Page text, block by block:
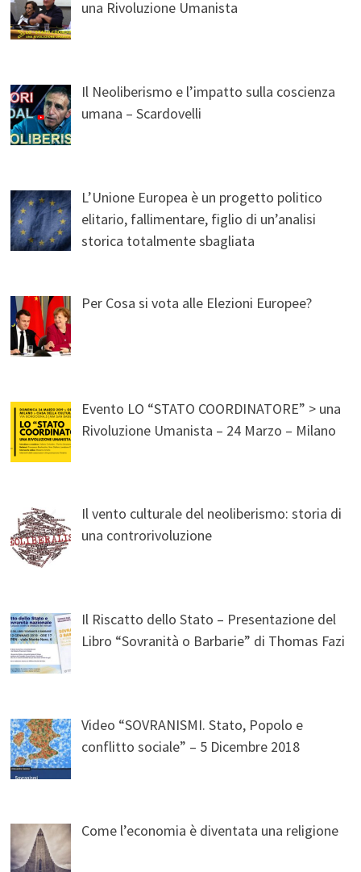
una Rivoluzione Umanista
Il Neoliberismo e l’impatto sulla coscienza
umana – Scardovelli
L’Unione Europea è un progetto politico
elitario, fallimentare, figlio di un’analisi
storica totalmente sbagliata
Per Cosa si vota alle Elezioni Europee?
Evento LO “STATO COORDINATORE” > una
Rivoluzione Umanista – 24 Marzo – Milano
Il vento culturale del neoliberismo: storia di
una controrivoluzione
Il Riscatto dello Stato – Presentazione del
Libro “Sovranità o Barbarie” di Thomas Fazi
Video “SOVRANISMI. Stato, Popolo e
conflitto sociale” – 5 Dicembre 2018
Come l’economia è diventata una religione